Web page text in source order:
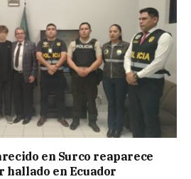
en Surco reaparece
hallado en Ecuador